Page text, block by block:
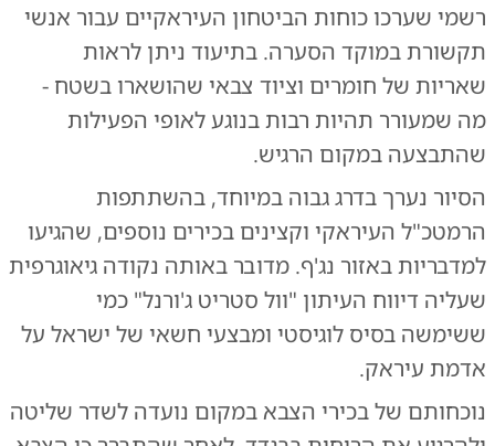
רשמי שערכו כוחות הביטחון העיראקיים עבור אנשי
תקשורת במוקד הסערה. בתיעוד ניתן לראות
שאריות של חומרים וציוד צבאי שהושארו בשטח -
מה שמעורר תהיות רבות בנוגע לאופי הפעילות
שהתבצעה במקום הרגיש.
הסיור נערך בדרג גבוה במיוחד, בהשתתפות
הרמטכ"ל העיראקי וקצינים בכירים נוספים, שהגיעו
למדבריות באזור נג'ף. מדובר באותה נקודה גיאוגרפית
שעליה דיווח העיתון "וול סטריט ג'ורנל" כמי
ששימשה בסיס לוגיסטי ומבצעי חשאי של ישראל על
אדמת עיראק.
נוכחותם של בכירי הצבא במקום נועדה לשדר שליטה